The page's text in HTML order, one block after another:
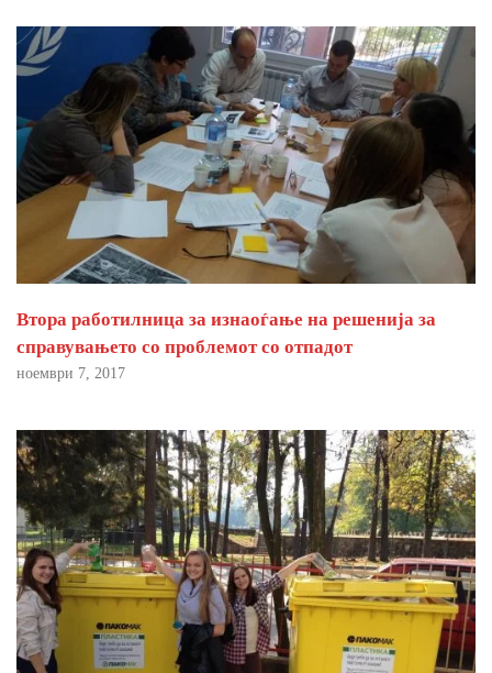
Втора работилница за изнаоѓање на решенија за
справувањето со проблемот со отпадот
ноември 7, 2017